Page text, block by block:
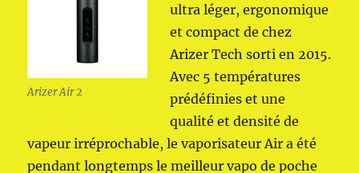
Arizer Air 2
ultra léger, ergonomique
et compact de chez
Arizer Tech sorti en 2015.
Avec 5 températures
prédéfinies et une
qualité et densité de
vapeur irréprochable, le vaporisateur Air a été
pendant longtemps le meilleur vapo de poche